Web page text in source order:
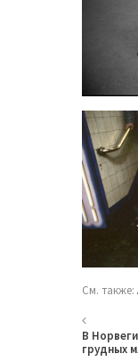
См. также:
В
грудных